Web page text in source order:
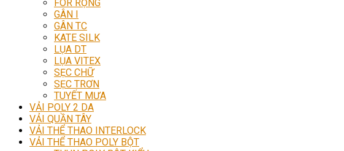
FOR RỘNG
GÂN I
GÂN TC
KATE SILK
LỤA DT
LỤA VITEX
SẸC CHỮ
SẸC TRƠN
TUYẾT MƯA
VẢI POLY 2 DA
VẢI QUẦN TÂY
VẢI THỂ THAO INTERLOCK
VẢI THỂ THAO POLY BỘT